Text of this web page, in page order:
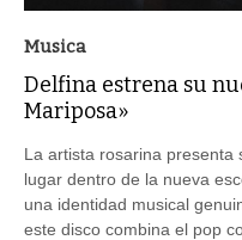
Musica
Delfina estrena su
Mariposa»
La artista rosarina presenta
lugar dentro de la nueva
una identidad musical
este disco combina el pop